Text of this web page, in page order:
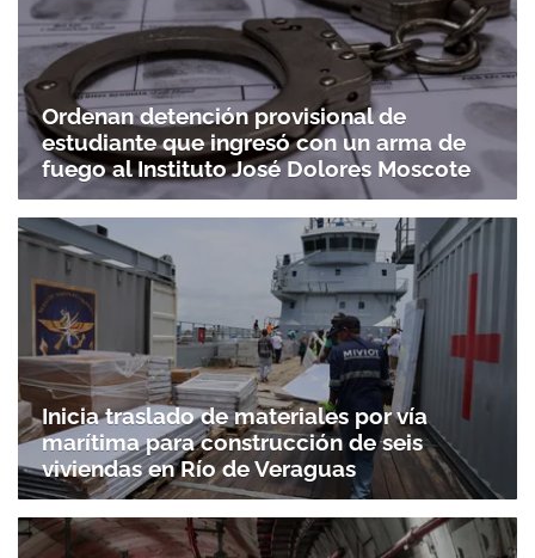
Ordenan detención provisional de
estudiante que ingresó con un arma de
fuego al Instituto José Dolores Moscote
Inicia traslado de materiales por vía
marítima para construcción de seis
viviendas en Río de Veraguas